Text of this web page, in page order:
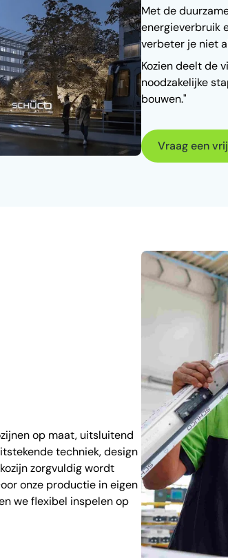
Met de
energieverbruik
verbeter je niet
Kozien deelt de
noodzakelijke
bouwen."
Vraag een
op maat, uitsluitend
techniek, design
zorgvuldig wordt
onze productie in eigen
we flexibel inspelen op